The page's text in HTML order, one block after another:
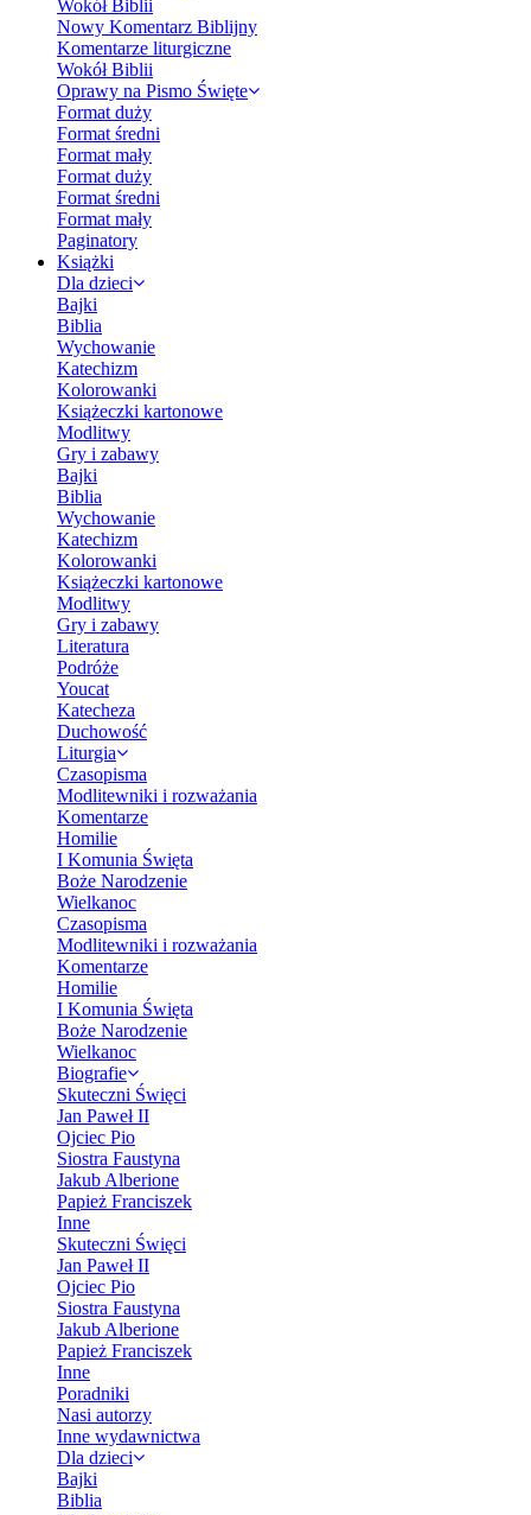
Wokół Biblii
Nowy Komentarz Biblijny
Komentarze liturgiczne
Wokół Biblii
Oprawy na Pismo Święte
Format duży
Format średni
Format mały
Format duży
Format średni
Format mały
Paginatory
Książki
Dla dzieci
Bajki
Biblia
Wychowanie
Katechizm
Kolorowanki
Książeczki kartonowe
Modlitwy
Gry i zabawy
Bajki
Biblia
Wychowanie
Katechizm
Kolorowanki
Książeczki kartonowe
Modlitwy
Gry i zabawy
Literatura
Podróże
Youcat
Katecheza
Duchowość
Liturgia
Czasopisma
Modlitewniki i rozważania
Komentarze
Homilie
I Komunia Święta
Boże Narodzenie
Wielkanoc
Czasopisma
Modlitewniki i rozważania
Komentarze
Homilie
I Komunia Święta
Boże Narodzenie
Wielkanoc
Biografie
Skuteczni Święci
Jan Paweł II
Ojciec Pio
Siostra Faustyna
Jakub Alberione
Papież Franciszek
Inne
Skuteczni Święci
Jan Paweł II
Ojciec Pio
Siostra Faustyna
Jakub Alberione
Papież Franciszek
Inne
Poradniki
Nasi autorzy
Inne wydawnictwa
Dla dzieci
Bajki
Biblia